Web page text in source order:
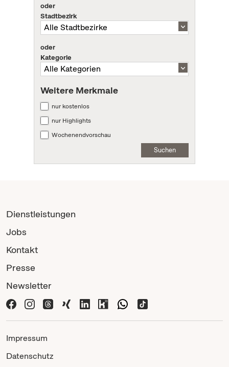
oder
Stadtbezirk
oder
Kategorie
Weitere Merkmale
nur kostenlos
nur Highlights
Wochenendvorschau
Suchen
Dienstleistungen
Jobs
Kontakt
Presse
Newsletter
Impressum
Datenschutz